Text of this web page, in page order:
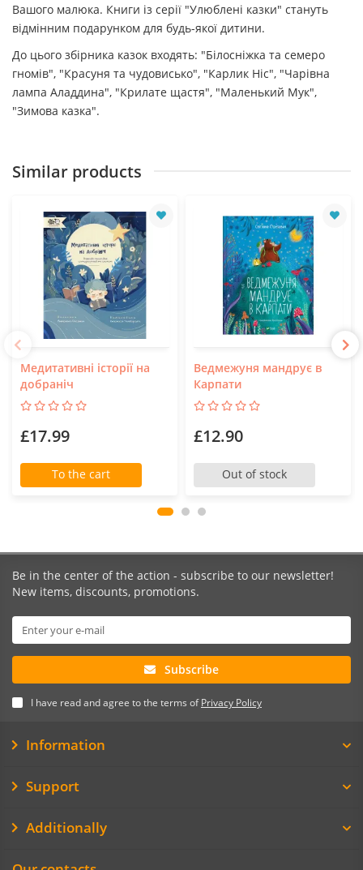
Вашого малюка. Книги із серії "Улюблені казки" стануть
відмінним подарунком для будь-якої дитини.
До цього збірника казок входять: "Білосніжка та семеро
гномів", "Красуня та чудовисько", "Карлик Ніс", "Чарівна
лампа Аладдина", "Крилате щастя", "Маленький Мук",
"Зимова казка".
Similar products
Медитативні історії на
добраніч
£17.99
To the cart
Ведмежуня мандрує в
Карпати
£12.90
Out of stock
Be in the center of the action - subscribe to our newsletter!
New items, discounts, promotions.
Subscribe
I have read and agree to the terms ofPrivacy Policy
Information
Support
Additionally